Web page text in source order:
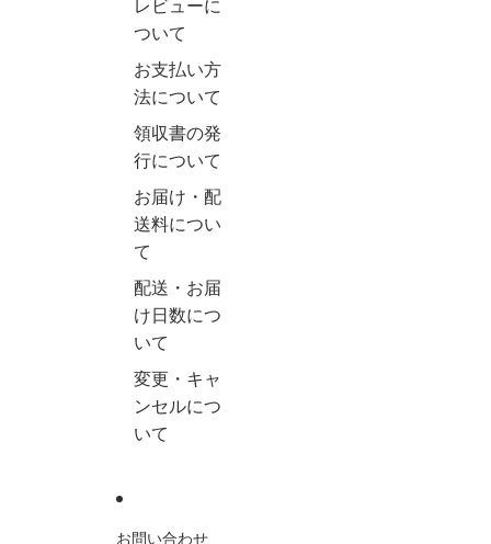
レビューに
ついて
お支払い方
法について
領収書の発
行について
お届け・配
送料につい
て
配送・お届
け日数につ
いて
変更・キャ
ンセルにつ
いて
お問い合わせ